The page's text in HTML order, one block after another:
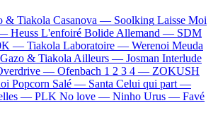
& Tiakola Casanova — Soolking Laisse Moi
Heuss L'enfoiré Bolide Allemand — SDM
— Tiakola Laboratoire — Werenoi Meuda
Gazo & Tiakola Ailleurs — Josman Interlude
— Ofenbach 1 2 3 4 — ZOKUSH
Popcorn Salé — Santa Celui qui part —
— PLK No love — Ninho Urus — Favé